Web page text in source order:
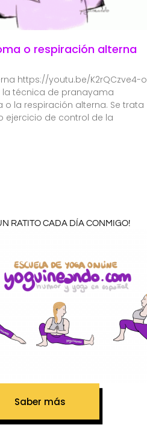
o respiración alterna
https://youtu.be/K2rQCzve4-o
la técnica de pranayama
o la respiración alterna. Se trata
ejercicio de control de la
RATITO CADA DÍA CONMIGO!
Saber más